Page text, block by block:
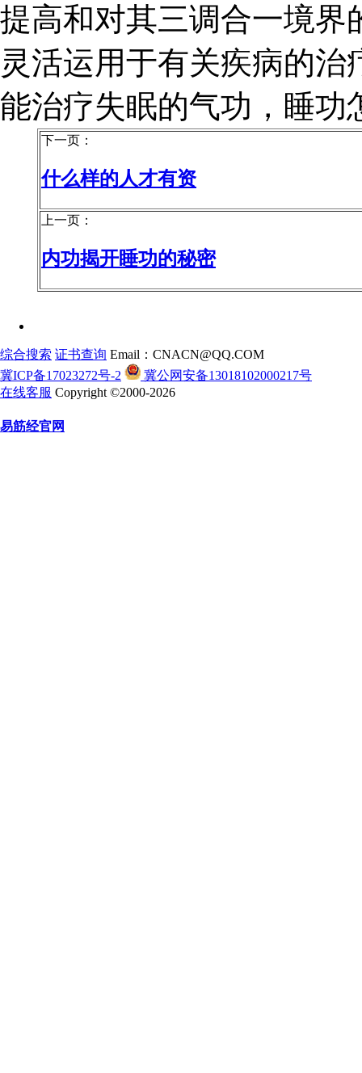
提高和对其三调合一境界
灵活运用于有关疾病的
能治疗失眠的气功，睡功
下一页：
什么样的人才有资
上一页：
内功揭开睡功的秘密
综合搜索 证书查询 Email：CNACN@QQ.COM
冀ICP备17023272号-2
冀公网安备13018102000217号
在线客服 Copyright ©2000-2026
易筋经官网